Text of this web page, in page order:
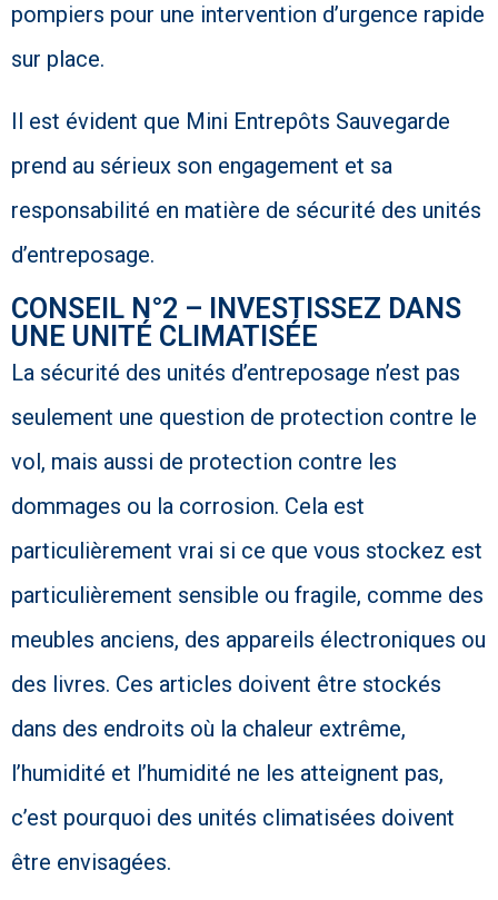
pompiers pour une intervention d’urgence rapide
sur place.
Il est évident que Mini Entrepôts Sauvegarde
prend au sérieux son engagement et sa
responsabilité en matière de sécurité des unités
d’entreposage.
CONSEIL N°2 – INVESTISSEZ DANS
UNE UNITÉ CLIMATISÉE
La sécurité des unités d’entreposage n’est pas
seulement une question de protection contre le
vol, mais aussi de protection contre les
dommages ou la corrosion. Cela est
particulièrement vrai si ce que vous stockez est
particulièrement sensible ou fragile, comme des
meubles anciens, des appareils électroniques ou
des livres. Ces articles doivent être stockés
dans des endroits où la chaleur extrême,
l’humidité et l’humidité ne les atteignent pas,
c’est pourquoi des unités climatisées doivent
être envisagées.